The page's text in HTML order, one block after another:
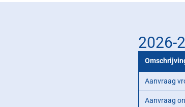
2026-
Aanvraag
Aanvraag